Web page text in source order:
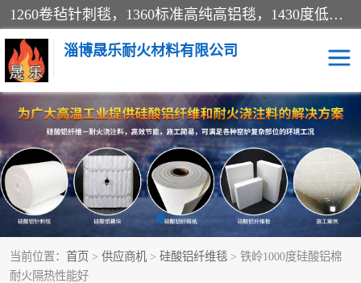
1260卷毡针刺毯，1360标准高纯高铝毯，1430度低锆锆铝含锆毯，普通挡渣棉卷毡，防火纸、挡火板、隔热垫片模块、棉块、折叠块、散棉高温固化剂价格规格密度多少钱图片视频立方平米参数指标
淄博晟乐耐火材料有限公司
当前位置： 首页 > 供应商机 > 硅酸铝纤维毯 > 铁岭1000度硅酸铝棉
耐火隔热性能好
硅酸铝挡渣棉 硅酸铝纤维纸
硅酸铝挡火板 高铝毯
含锆毯 硅酸铝折叠块
硅酸铝散棉 硅酸铝纤维毯